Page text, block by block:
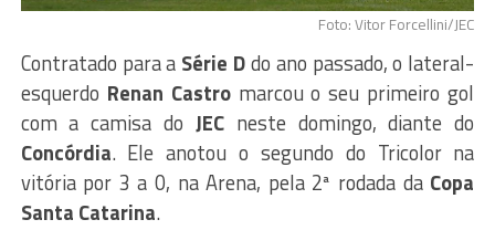
Foto: Vitor Forcellini/JEC
Contratado para a Série Ddo ano passado, o lateral-
esquerdo Renan Castromarcou o seu primeiro gol
com a camisa do JECneste domingo, diante do
Concórdia. Ele anotou o segundo do Tricolor na
vitória por 3 a 0, na Arena, pela 2ª rodada da Copa
Santa Catarina.